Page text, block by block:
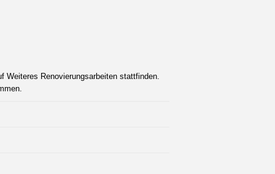
Weiteres Renovierungsarbeiten stattfinden.